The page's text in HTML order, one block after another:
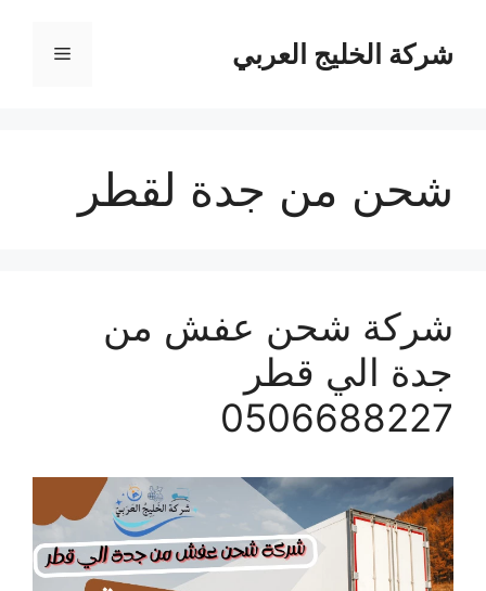
المحتوىشركة الخليج العربي القائمة
شحن من جدة لقطر
شركة شحن عفش من
جدة الي قطر
0506688227